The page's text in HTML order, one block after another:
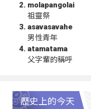
molapangolai
祖靈祭
asavasavahe
男性青年
atamatama
父字輩的稱呼
歷史上的今天